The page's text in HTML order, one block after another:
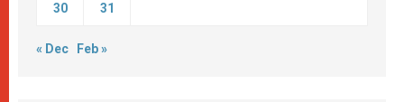
30 31
« Dec Feb »